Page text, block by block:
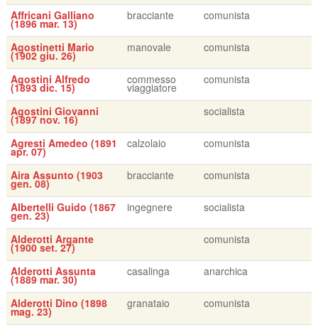
Affricani Galliano
(1896 mar. 13)
bracciante comunista
Agostinetti Mario
(1902 giu. 26)
manovale comunista
Agostini Alfredo
(1893 dic. 15)
commesso
viaggiatore
comunista
Agostini Giovanni
(1897 nov. 16)
socialista
Agresti Amedeo (1891
apr. 07)
calzolaio comunista
Aira Assunto (1903
gen. 08)
bracciante comunista
Albertelli Guido (1867
gen. 23)
ingegnere socialista
Alderotti Argante
(1900 set. 27)
comunista
Alderotti Assunta
(1889 mar. 30)
casalinga anarchica
Alderotti Dino (1898
mag. 23)
granataio comunista